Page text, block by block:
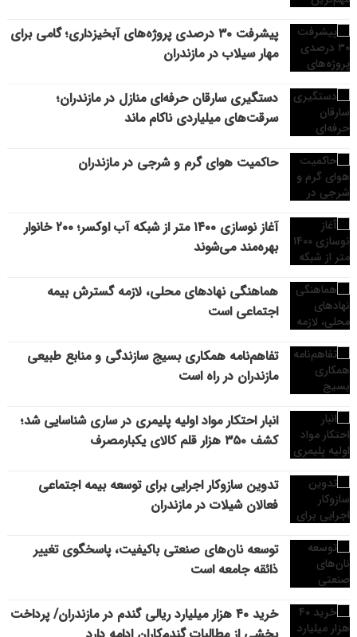
پیشرفت ۳۰ درصدی پروژه‌های آبخیزداری؛ گامی برای
مهار سیلاب در مازندران
دستگیری سارقان حرفه‌ای منازل در مازندران؛
سرقت‌های میلیاردی ناکام ماند
حاکمیت هوای گرم و شرجی در مازندران
آغاز نوسازی ۱۴۰۰ متر از شبکه آب اوکسر؛ ۲۰۰ خانوار
بهره‌مند می‌شوند
هماهنگی نهادهای محلی، لازمه گسترش بیمه
اجتماعی است
تفاهم‌نامه همکاری بسیج سازندگی و منابع طبیعی
مازندران در راه است
انبار احتکار مواد اولیه پلیمری در ساری شناسایی شد؛
کشف ۳۵۰ هزار قلم کالای یکبارمصرف
تدوین سازوکار اجرایی برای توسعه بیمه اجتماعی
فعالان شیلات در مازندران
توسعه نان‌های صنعتی باکیفیت، پاسخگوی تغییر
ذائقه جامعه است
خرید ۴۰ هزار میلیارد ریالی گندم در مازندران/ پرداخت